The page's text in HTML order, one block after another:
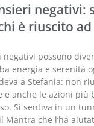
negativi:
è riuscito
negativi possono
energia e serenità
a Stefania: non
e anche le azioni più
Si sentiva in un
Mantra che l’ha